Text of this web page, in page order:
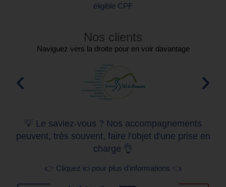
éligible CPF
Nos clients
Naviguez vers la droite pour en voir davantage
💡 Le saviez-vous ? Nos accompagnements
peuvent, très souvent, faire l'objet d'une prise en
charge 👌
👉 Cliquez ici pour plus d'informations 👈